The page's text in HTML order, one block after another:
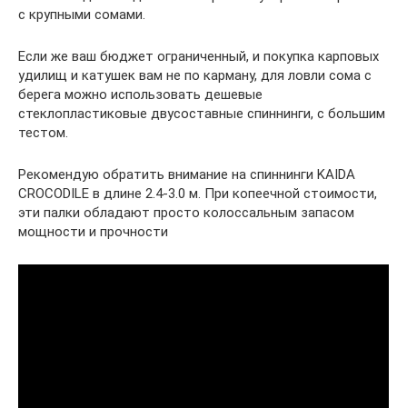
с крупными сомами.
Если же ваш бюджет ограниченный, и покупка карповых
удилищ и катушек вам не по карману, для ловли сома с
берега можно использовать дешевые
стеклопластиковые двусоставные спиннинги, с большим
тестом.
Рекомендую обратить внимание на спиннинги KAIDA
CROCODILE в длине 2.4-3.0 м. При копеечной стоимости,
эти палки обладают просто колоссальным запасом
мощности и прочности